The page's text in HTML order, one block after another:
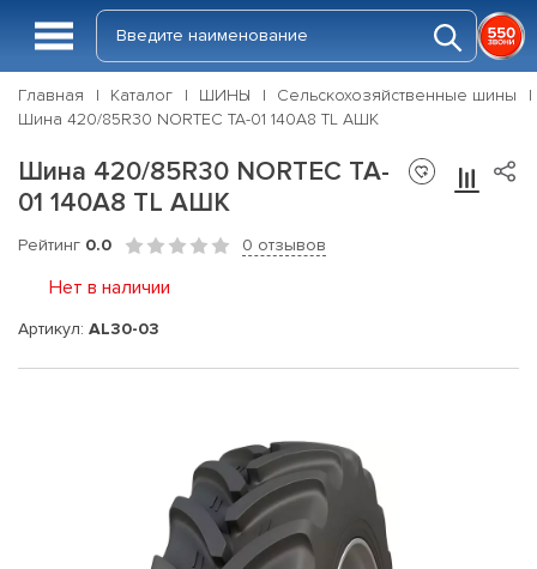
Главная Каталог ШИНЫ
Сельскохозяйственные шины
Шина 420/85R30 NORTEC TA-01 140A8 TL АШК
Шина 420/85R30 NORTEC TA-
01 140A8 TL АШК
Рейтинг 0.0 0 отзывов
Нет в наличии
Артикул: AL30-03